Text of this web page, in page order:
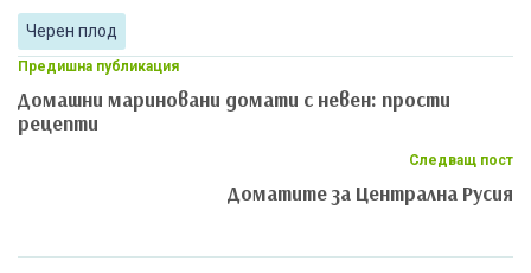
Черен плод
Предишна публикация
Домашни мариновани домати с невен: прости
рецепти
Следващ пост
Доматите за Централна Русия